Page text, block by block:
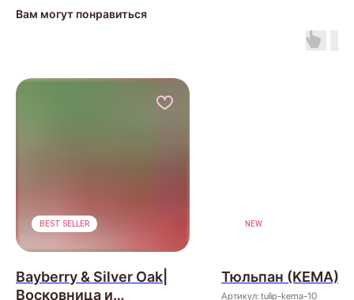
Вам могут понравиться
BEST SELLER
Bayberry & Silver Oak|
Восковница и
NEW
Тюльпан (KEMA)
Артикул: tulip-kema-10